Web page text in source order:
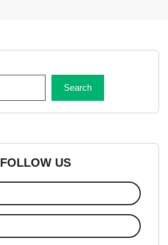
Search
FOLLOW US